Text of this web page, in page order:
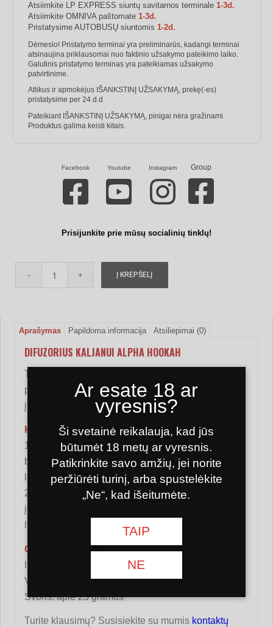
Atsiimkite LP EXPRESS siuntų savitarnos terminale 1-3d.
Atsiimkite OMNIVA paštomate 1-3d.
Pristatysime AUTOBUSŲ siuntomis 1-2d.
Dėmesio! Pristatymo terminai yra preliminarūs, kadangi terminai
atsinaujina priklausomai nuo faktinio užsakymo pateikimo laiko.
Galutinis pristatymo terminas yra pateikiamas užsakymo
patvirtinime.
Atlikus ir apmokėjus IŠANKSTINĮ UŽSAKYMĄ, prekę(-es)
pristatysime per 24 d.d.
Pateikiant IŠANKSTINĮ UŽSAKYMĄ, pinigai nėra gražinami.
Produktus galima keisti kitais.
Facebook Youtube Instagram Group
Prisijunkite prie mūsų socialinių tinklų!
Į KREPŠELĮ
Aprašymas Papildoma informacija Atsiliepimai (0)
DIFUZORIUS KALJANUI ALPHA HOOKAH
Tai yra nedidelis antgalis su daugybe mažų skylių,
pagamintas iš nerūdijančio plieno. Difuzorius
įmontuotas veleno gale.
Kaljano difuzoriaus privalumai:
1. Oro srautas, einantis per difuzorių, suskaldo
burbuliukus lemputėje į daugelį mažų. Tai leidžia
lengviau pritraukti dūmus.
2. Maži burbuliukai vandens paviršiaus įtempimą
įveikia lengviau nei dideli. Tai sumažina triukšmo
lygį rūkant.
Charakteristika:
Vidinis skersmuo: 18mm
Svoris: apie 23 gramus
Turite klausimų? Susisiekite su mumis kontaktų
Ar esate 18 ar
vyresnis?
Ši svetainė reikalauja, kad jūs
būtumėt 18 metų ar vyresnis.
Patikrinkite savo amžių, jei norite
peržiūrėti turinį, arba spustelėkite
„Ne“, kad išeitumėte.
TAIP
NE